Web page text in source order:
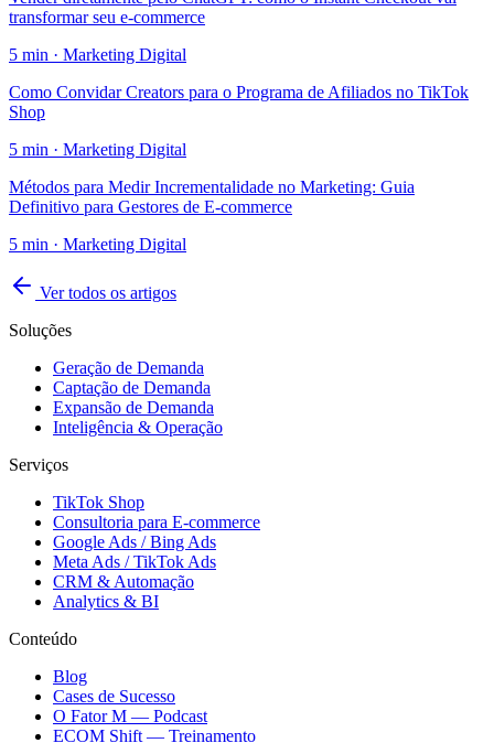
transformar seu e-commerce
5 min · Marketing Digital
Como Convidar Creators para o Programa de Afiliados no TikTok
Shop
5 min · Marketing Digital
Métodos para Medir Incrementalidade no Marketing: Guia
Definitivo para Gestores de E-commerce
5 min · Marketing Digital
Ver todos os artigos
Soluções
Geração de Demanda
Captação de Demanda
Expansão de Demanda
Inteligência & Operação
Serviços
TikTok Shop
Consultoria para E-commerce
Google Ads / Bing Ads
Meta Ads / TikTok Ads
CRM & Automação
Analytics & BI
Conteúdo
Blog
Cases de Sucesso
O Fator M — Podcast
ECOM Shift — Treinamento